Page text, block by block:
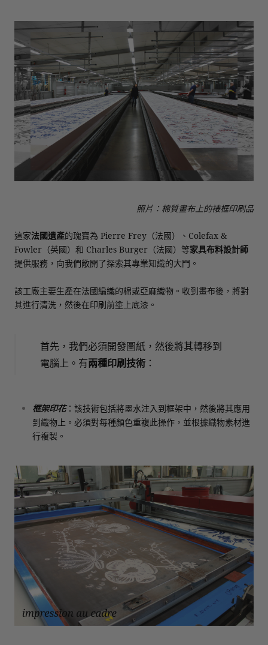
照片：棉質畫布上的裱框印刷品
這家法國遺產的瑰寶為 Pierre Frey（法國）、Colefax &
Fowler（英國）和 Charles Burger（法國）等家具布料設計師
提供服務，向我們敞開了探索其專業知識的大門。
該工廠主要生產在法國編織的棉或亞麻織物。收到畫布後，將對
其進行清洗，然後​​在印刷前塗上底漆。
首先，我們必須開發圖紙，然後將其轉移到
電腦上。有兩種印刷技術 ：
框架印花：該技術包括將墨水注入到框架中，然後將其應用
到織物上。必須對每種顏色重複此操作，並根據織物素材進
行複製。